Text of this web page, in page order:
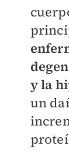
y la
un